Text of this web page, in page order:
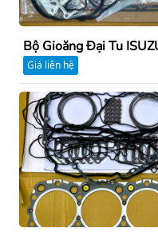
Bộ Gioăng Đại Tu
Giá liên hệ